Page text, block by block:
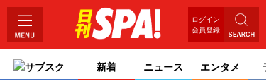
ログイン
会員登録
サブスク 新着 ニュース エンタメ